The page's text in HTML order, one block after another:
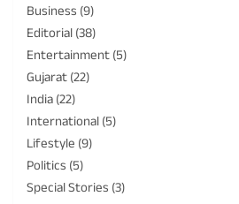
Business (9)
Editorial(38)
Entertainment(5)
Gujarat(22)
India(22)
International(5)
Lifestyle (9)
Politics (5)
Special Stories (3)